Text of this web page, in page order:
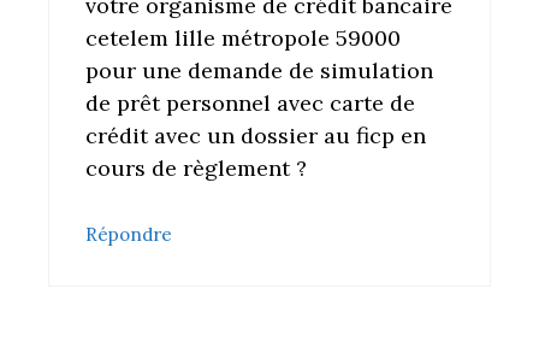
cetelem lille métropole 59000
pour une demande de simulation
de prêt personnel avec carte de
crédit avec un dossier au ficp en
cours de règlement ?
Répondre